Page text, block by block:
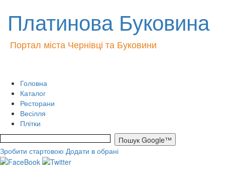
Платинова Буковина
Портал міста Чернівці та Буковини
Головна
Каталог
Ресторани
Весілля
Плітки
Зробити стартовою Додати в обрані